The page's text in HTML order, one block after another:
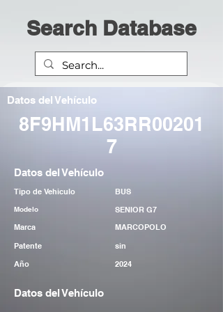
Search Database
Datos del Vehículo
8F9HM1L63RR00201
7
Datos del Vehículo
Tipo de Vehiculo BUS
Modelo
SENIOR G7
Marca
MARCOPOLO
Patente
sin
Año
2024
Datos del Vehículo